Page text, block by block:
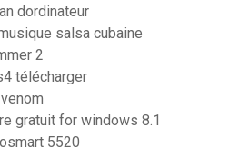
dordinateur
salsa cubaine
2
télécharger
gratuit for windows 8.1
5520